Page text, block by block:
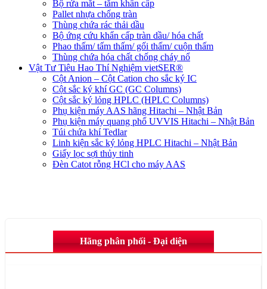
Bộ rửa mắt – tắm khẩn cấp
Pallet nhựa chống tràn
Thùng chứa rác thải dầu
Bộ ứng cứu khẩn cấp tràn dầu/ hóa chất
Phao thấm/ tấm thấm/ gối thấm/ cuộn thấm
Thùng chứa hóa chất chống cháy nổ
Vật Tư Tiêu Hao Thí Nghiệm vietSER®
Cột Anion – Cột Cation cho sắc ký IC
Cột sắc ký khí GC (GC Columns)
Cột sắc ký lỏng HPLC (HPLC Columns)
Phụ kiện máy AAS hãng Hitachi – Nhật Bản
Phụ kiện máy quang phổ UVVIS Hitachi – Nhật Bản
Túi chứa khí Tedlar
Linh kiện sắc ký lỏng HPLC Hitachi – Nhật Bản
Giấy lọc sợi thủy tinh
Đèn Catot rỗng HCl cho máy AAS
Hãng phân phối - Đại diện